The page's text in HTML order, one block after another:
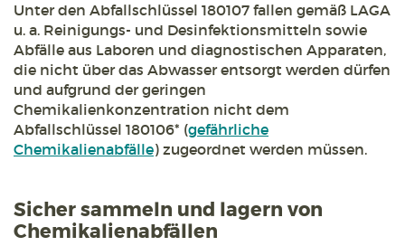
Unter den Abfallschlüssel 180107 fallen gemäß LAGA
u. a. Reinigungs- und Desinfektionsmitteln sowie
Abfälle aus Laboren und diagnostischen Apparaten,
die nicht über das Abwasser entsorgt werden dürfen
und aufgrund der geringen
Chemikalienkonzentration nicht dem
Abfallschlüssel 180106* (gefährliche
Chemikalienabfälle) zugeordnet werden müssen.
Sicher sammeln und lagern von
Chemikalienabfällen